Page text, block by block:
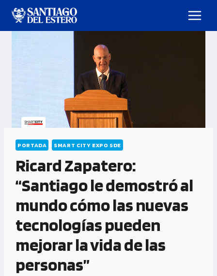
PORTADA SMART CITY EXPO SDE
Ricard Zapatero:
“Santiago le demostró al
mundo cómo las nuevas
tecnologías pueden
mejorar la vida de las
personas”